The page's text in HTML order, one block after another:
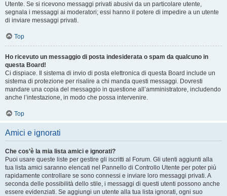
Utente. Se si ricevono messaggi privati ​​abusivi da un particolare utente,
segnala i messaggi ai moderatori; essi hanno il potere di impedire a un utente
di inviare messaggi privati​​.
Top
Ho ricevuto un messaggio di posta indesiderata o spam da qualcuno in
questa Board!
Ci dispiace. Il sistema di invio di posta elettronica di questa Board include un
sistema di protezione per risalire a chi manda questi messaggi. Dovresti
mandare una copia del messaggio in questione all’amministratore, includendo
anche l’intestazione, in modo che possa intervenire.
Top
Amici e ignorati
Che cos’è la mia lista amici e ignorati?
Puoi usare queste liste per gestire gli iscritti al Forum. Gli utenti aggiunti alla
tua lista amici saranno elencati nel Pannello di Controllo Utente per poter più
rapidamente controllare se sono connessi e inviare loro messaggi privati. A
seconda delle possibilità dello stile, i messaggi di questi utenti possono anche
essere evidenziati. Se aggiungi un utente alla tua lista ignorati, ogni suo